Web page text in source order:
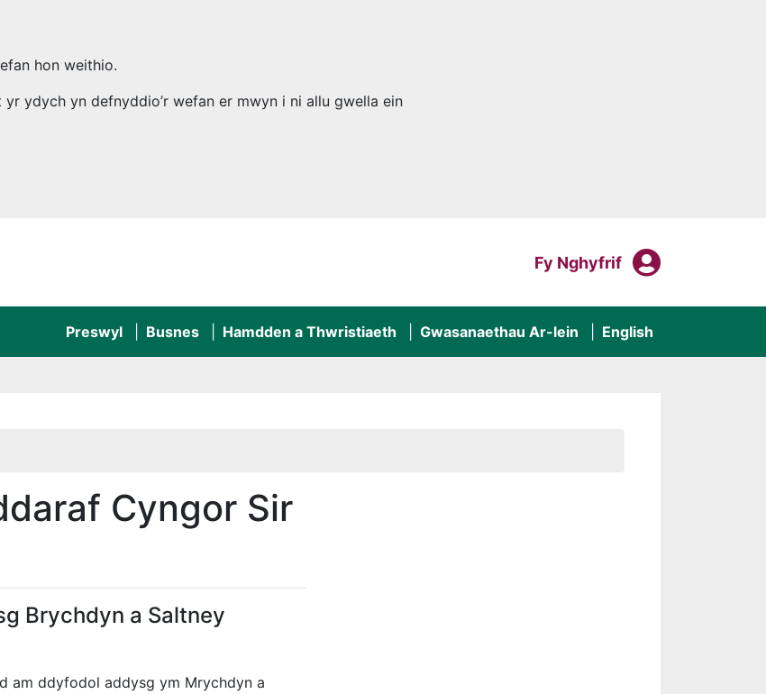
hon weithio.
ydych yn defnyddio’r wefan er mwyn i ni allu gwella ein
Mewngofnodi I
Fy Nghyfrif Fy
Preswyl Busnes Hamdden a Thwristiaeth Gwasanaethau Ar-lein English
Cyngor Sir
Brychdyn a Saltney
am ddyfodol addysg ym Mrychdyn a